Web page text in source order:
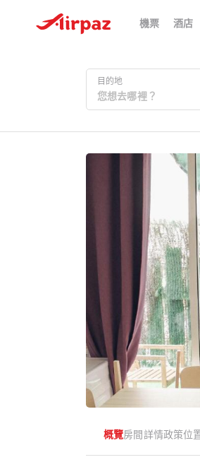
機票 酒店
目的地
概覽房間詳情政策位